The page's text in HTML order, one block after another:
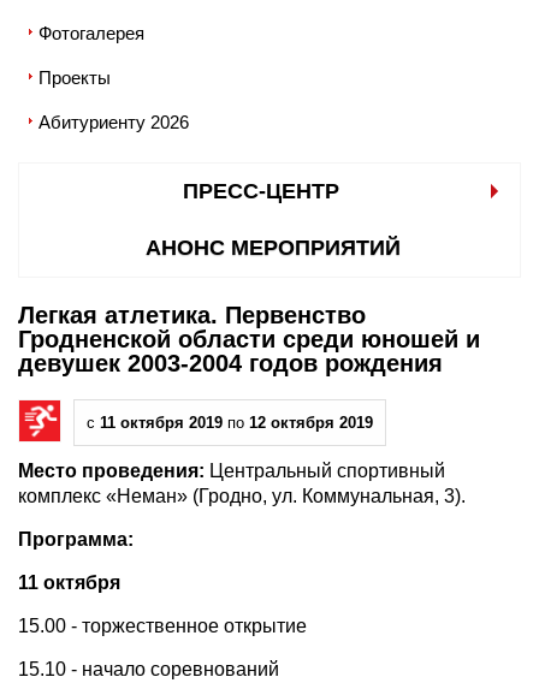
Фотогалерея
Проекты
Абитуриенту 2026
ПРЕСС-ЦЕНТР
АНОНС МЕРОПРИЯТИЙ
Легкая атлетика. Первенство
Гродненской области среди юношей и
девушек 2003-2004 годов рождения
с 11 октября 2019 по 12 октября 2019
Место проведения: Центральный спортивный
комплекс «Неман» (Гродно, ул. Коммунальная, 3).
Программа:
11 октября
15.00 - торжественное открытие
15.10 - начало соревнований